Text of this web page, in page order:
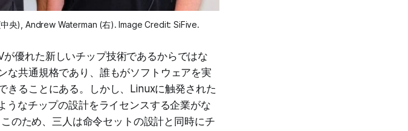
央), Andrew Waterman (右). Image Credit: SiFive.
優れた新しいチップ技術であるからではな
な共通規格であり、誰もがソフトウェアを実
きることにある。しかし、Linuxに触発された
うなチップの設計をライセンスする企業がな
のため、三人は命令セットの設計と同時にチ